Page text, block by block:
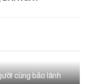
cùng bảo lãnh